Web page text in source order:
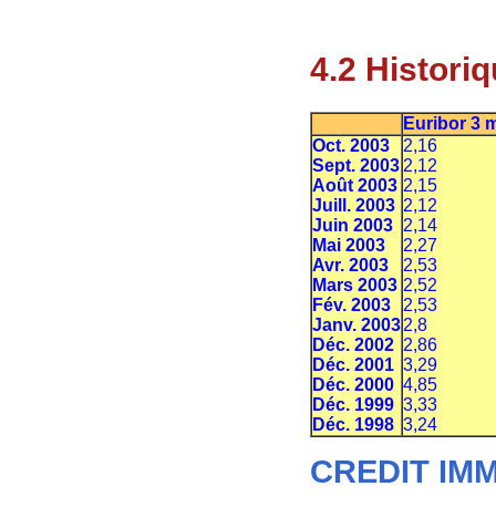
4.2
Euribor 3
Oct. 2003
Sept. 2003
Août 2003
Juill. 2003
Juin 2003
Mai 2003
Avr. 2003
Mars 2003
Fév. 2003
Janv. 2003
Déc. 2002
Déc. 2001
Déc. 2000
Déc. 1999
Déc. 1998
2,16
2,12
2,15
2,12
2,14
2,27
2,53
2,52
2,53
2,8
2,86
3,29
4,85
3,33
3,24
CREDIT